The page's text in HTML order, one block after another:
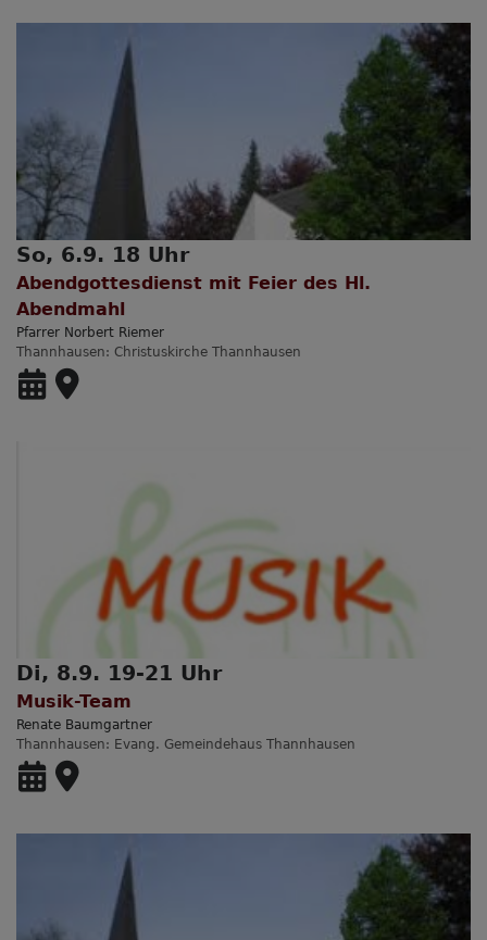
So, 6.9. 18 Uhr
Abendgottesdienst mit Feier des Hl.
Abendmahl
Pfarrer Norbert Riemer
Thannhausen
Christuskirche Thannhausen
Di, 8.9. 19-21 Uhr
Musik-Team
Renate Baumgartner
Thannhausen
Evang. Gemeindehaus Thannhausen